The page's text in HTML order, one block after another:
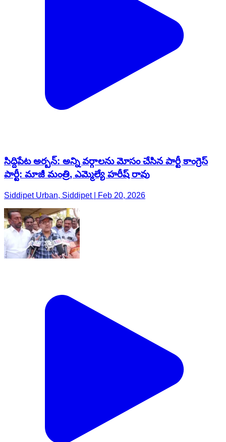
సిద్దిపేట అర్బన్: అన్ని వర్గాలను మోసం చేసిన పార్టీ కాంగ్రెస్
పార్టీ: మాజీ మంత్రి, ఎమ్మెల్యే హరీష్ రావు
Siddipet Urban, Siddipet | Feb 20, 2026